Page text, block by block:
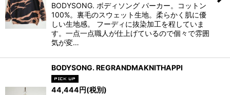
BODYSONG. ボディソング パーカー。コットン
100%。裏毛のスウェット生地。柔らかく肌に優
しい生地感。 フーディに抜染加工を程していま
す。一点一点職人が仕上げているので個々で雰囲
気が変…
BODYSONG. REGRANDMAKNITHAPPI
44,444円(税別)